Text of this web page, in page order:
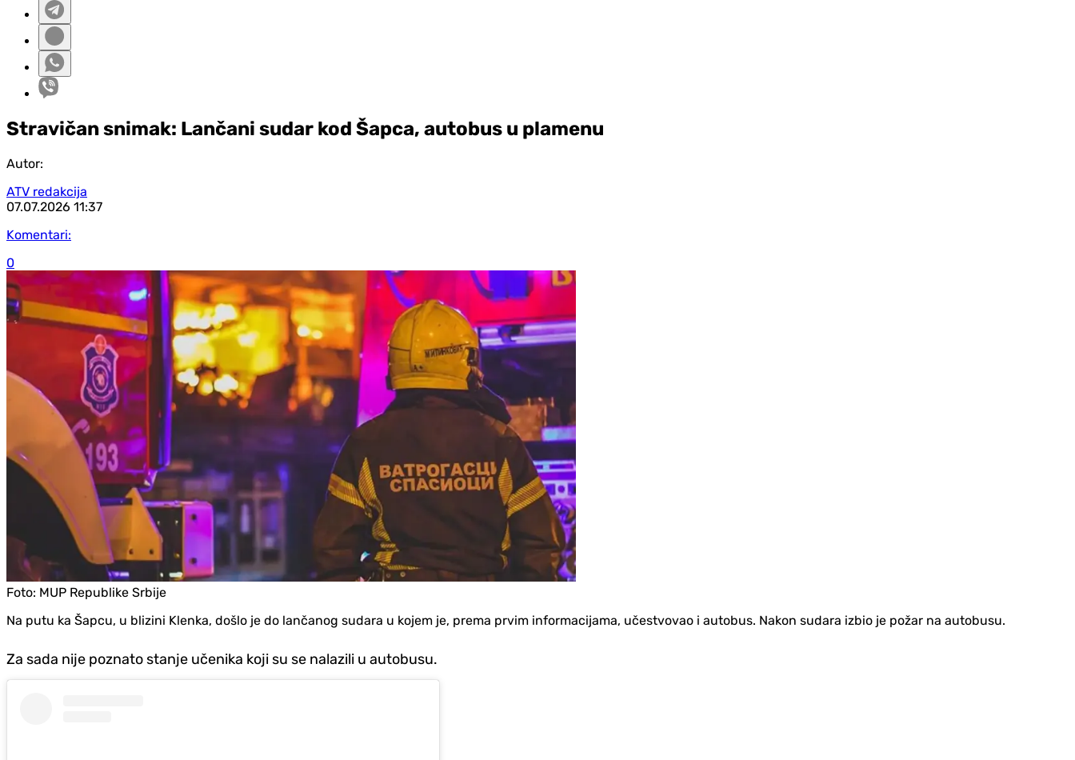
Stravičan snimak: Lančani sudar kod Šapca, autobus u plamenu
Autor:
ATV redakcija
07.07.2026 11:37
Komentari:
0
Foto: MUP Republike Srbije
Na putu ka Šapcu, u blizini Klenka, došlo je do lančanog sudara u kojem je, prema prvim informacijama, učestvovao i autobus. Nakon sudara izbio je požar na autobusu.
Za sada nije poznato stanje učenika koji su se nalazili u autobusu.